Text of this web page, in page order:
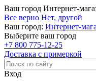
Ваш город Интернет-
Все верно Нет, другой
Ваш город: Интернет-
Выберите ваш город
+7 800 775-12-25
Доставка с примеркой
Вход